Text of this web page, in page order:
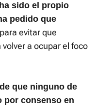
sido el propio
pedido que
para evitar que
a ocupar el foco
que ninguno de
por consenso en